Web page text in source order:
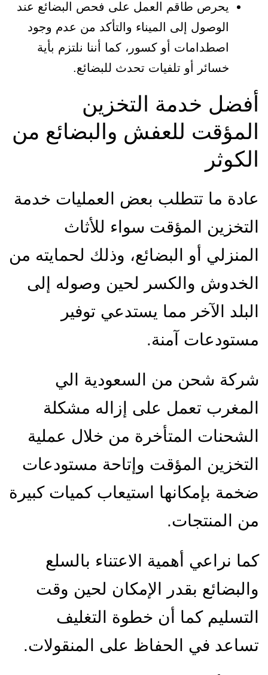
يحرص طاقم العمل على فحص البضائع عند
الوصول إلى الميناء والتأكد من عدم وجود
اصطدامات أو كسور، كما أننا نلتزم بأية
خسائر أو تلفيات تحدث للبضائع.
أفضل خدمة التخزين
المؤقت للعفش والبضائع من
الكوثر
عادة ما تتطلب بعض العمليات خدمة
التخزين المؤقت سواء للأثاث
المنزلي أو البضائع، وذلك لحمايته من
الخدوش والكسر لحين وصوله إلى
البلد الآخر مما يستدعي توفير
مستودعات آمنة.
شركة شحن من السعودية الي
المغرب تعمل على إزاله مشكلة
الشحنات المتأخرة من خلال عملية
التخزين المؤقت وإتاحة مستودعات
ضخمة بإمكانها استيعاب كميات كبيرة
من المنتجات.
كما نراعي أهمية الاعتناء بالسلع
والبضائع بقدر الإمكان لحين وقت
التسليم كما أن خطوة التغليف
تساعد في الحفاظ على المنقولات.